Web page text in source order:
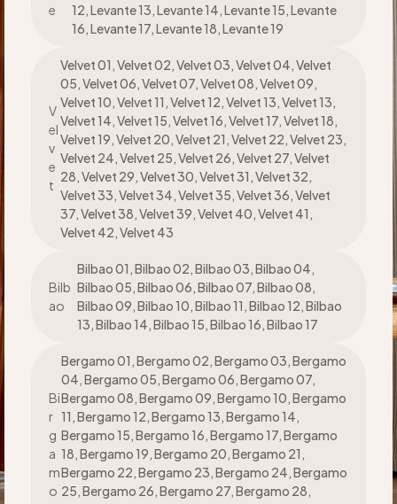
e
12, Levante 13, Levante 14, Levante 15, Levante
16, Levante 17, Levante 18, Levante 19
V
el
v
e
t
Velvet 01, Velvet 02, Velvet 03, Velvet 04, Velvet
05, Velvet 06, Velvet 07, Velvet 08, Velvet 09,
Velvet 10, Velvet 11, Velvet 12, Velvet 13, Velvet 13,
Velvet 14, Velvet 15, Velvet 16, Velvet 17, Velvet 18,
Velvet 19, Velvet 20, Velvet 21, Velvet 22, Velvet 23,
Velvet 24, Velvet 25, Velvet 26, Velvet 27, Velvet
28, Velvet 29, Velvet 30, Velvet 31, Velvet 32,
Velvet 33, Velvet 34, Velvet 35, Velvet 36, Velvet
37, Velvet 38, Velvet 39, Velvet 40, Velvet 41,
Velvet 42, Velvet 43
Bilb
ao
Bilbao 01, Bilbao 02, Bilbao 03, Bilbao 04,
Bilbao 05, Bilbao 06, Bilbao 07, Bilbao 08,
Bilbao 09, Bilbao 10, Bilbao 11, Bilbao 12, Bilbao
13, Bilbao 14, Bilbao 15, Bilbao 16, Bilbao 17
Bi
r
g
a
m
o
Bergamo 01, Bergamo 02, Bergamo 03, Bergamo
04, Bergamo 05, Bergamo 06, Bergamo 07,
Bergamo 08, Bergamo 09, Bergamo 10, Bergamo
11, Bergamo 12, Bergamo 13, Bergamo 14,
Bergamo 15, Bergamo 16, Bergamo 17, Bergamo
18, Bergamo 19, Bergamo 20, Bergamo 21,
Bergamo 22, Bergamo 23, Bergamo 24, Bergamo
25, Bergamo 26, Bergamo 27, Bergamo 28,